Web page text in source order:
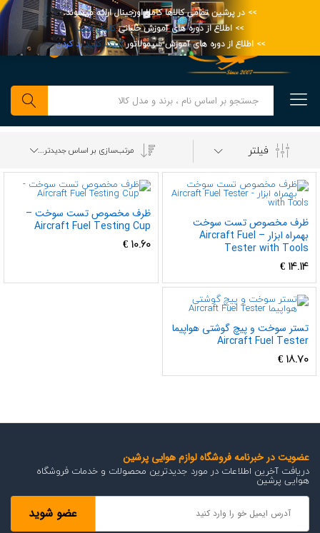
>> در پرشین تمامی کالاها کاملا اورجینال ارائه میشوند.
>> اطلاع از دوره های آموزش خلبانیکلیک کنید
>> اطلاع از دوره های آموزش سیمولاتورکلیک کنیدرد کردن
0
جستجو
فیلتر مرتب‌سازی بر اساس جدیدترین
ظرف مخصوص تست سوخت
بهمراه ابزار – Aircraft Fuel
Tester with Tools
€ 14.14
ظرف مخصوص تست سوخت –
Aircraft Fuel Testing Cup
€10.60
تستر سوخت و پیچ گوشتی هواپیما
Aircraft Fuel Tester
€ 18.70
عضویت در خبرنامه فروشگاه لوازم هوایی پرشین
دریافت آخرین اطلاعات در مورد جدیدترین محصولات و خدمات فروشگاه
هوایی پرشین